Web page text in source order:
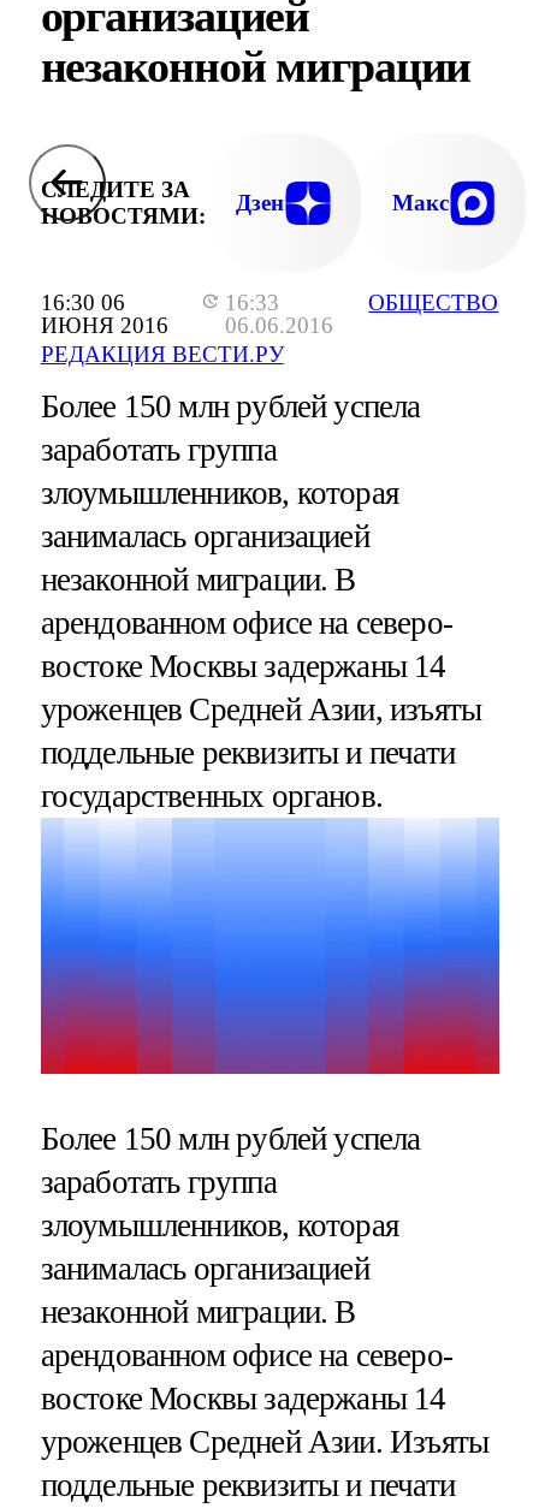
16:30 06
ИЮНЯ 2016
16:33
06.06.2016
РЕДАКЦИЯ ВЕСТИ.РУ
ОБЩЕСТВО
организацией
незаконной миграции
СЛЕДИТЕ ЗА
НОВОСТЯМИ:
Дзен Макс
Более 150 млн рублей успела
заработать группа
злоумышленников, которая
занималась организацией
незаконной миграции. В
арендованном офисе на северо-
востоке Москвы задержаны 14
уроженцев Средней Азии, изъяты
поддельные реквизиты и печати
государственных органов.
Более 150 млн рублей успела
заработать группа
злоумышленников, которая
занималась организацией
незаконной миграции. В
арендованном офисе на северо-
востоке Москвы задержаны 14
уроженцев Средней Азии. Изъяты
поддельные реквизиты и печати